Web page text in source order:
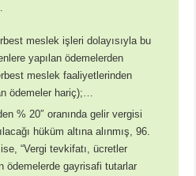
meslek işleri dolayısıyla bu
yapılan ödemelerden
meslek faaliyetlerinden
ödemeler hariç);…
% 20″ oranında gelir vergisi
hüküm altına alınmış, 96.
“Vergi tevkifatı, ücretler
ödemelerde gayrisafi tutarlar